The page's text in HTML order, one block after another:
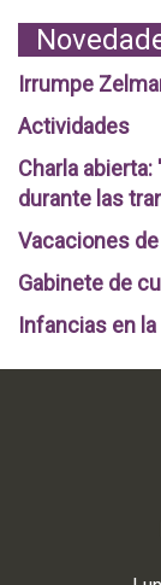
Irrumpe
Actividades
Charla
durante las
Vacaciones
Gabinete de
Infancias en